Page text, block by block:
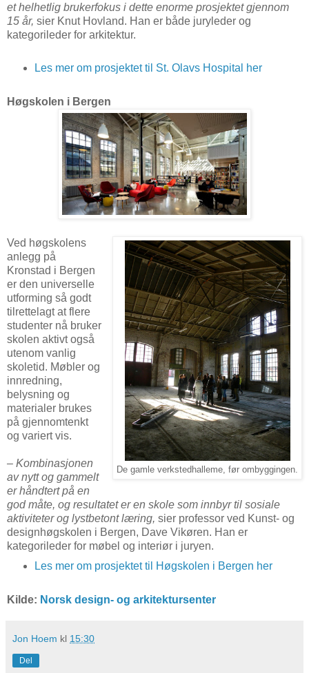
et helhetlig brukerfokus i dette enorme prosjektet gjennom
15 år, sier Knut Hovland. Han er både juryleder og
kategorileder for arkitektur.
Les mer om prosjektet til St. Olavs Hospital her
Høgskolen i Bergen
De gamle verkstedhalleme, før ombyggingen.
Ved høgskolens
anlegg på
Kronstad i Bergen
er den universelle
utforming så godt
tilrettelagt at flere
studenter nå bruker
skolen aktivt også
utenom vanlig
skoletid. Møbler og
innredning,
belysning og
materialer brukes
på gjennomtenkt
og variert vis.
– Kombinasjonen
av nytt og gammelt
er håndtert på en
god måte, og resultatet er en skole som innbyr til sosiale
aktiviteter og lystbetont læring, sier professor ved Kunst- og
designhøgskolen i Bergen, Dave Vikøren. Han er
kategorileder for møbel og interiør i juryen.
Les mer om prosjektet til Høgskolen i Bergen her
Kilde: Norsk design- og arkitektursenter
Jon Hoem kl 15:30
Del